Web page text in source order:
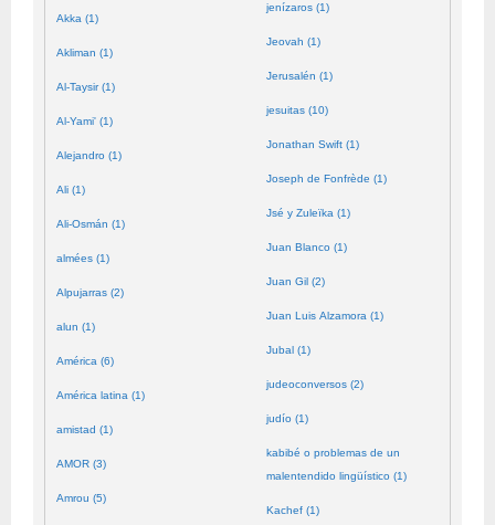
Akka (1)
Akliman (1)
Al-Taysir (1)
Al-Yami' (1)
Alejandro (1)
Ali (1)
Ali-Osmán (1)
almées (1)
Alpujarras (2)
alun (1)
América (6)
América latina (1)
amistad (1)
AMOR (3)
Amrou (5)
jenízaros (1)
Jeovah (1)
Jerusalén (1)
jesuitas (10)
Jonathan Swift (1)
Joseph de Fonfrède (1)
Jsé y Zuleïka (1)
Juan Blanco (1)
Juan Gil (2)
Juan Luis Alzamora (1)
Jubal (1)
judeoconversos (2)
judío (1)
kabibé o problemas de un
malentendido lingüístico (1)
Kachef (1)